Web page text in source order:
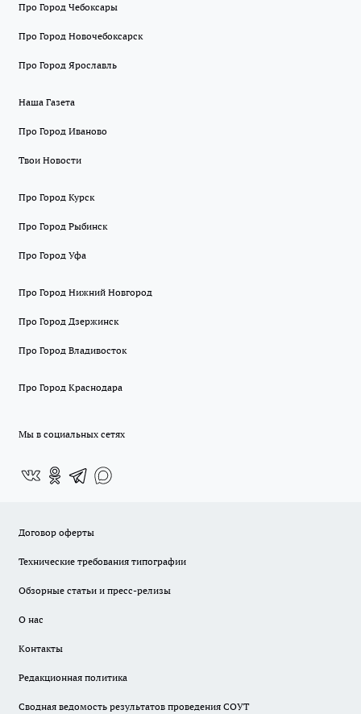
Про Город Чебоксары
Про Город Новочебоксарск
Про Город Ярославль
Наша Газета
Про Город Иваново
Твои Новости
Про Город Курск
Про Город Рыбинск
Про Город Уфа
Про Город Нижний Новгород
Про Город Дзержинск
Про Город Владивосток
Про Город Краснодара
Мы в социальных сетях
Договор оферты
Технические требования типографии
Обзорные статьи и пресс-релизы
О нас
Контакты
Редакционная политика
Сводная ведомость результатов проведения СОУТ